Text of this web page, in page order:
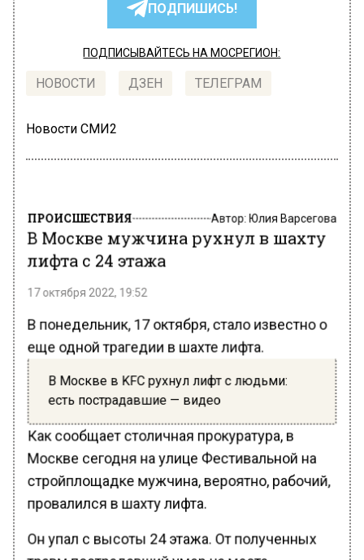
ПОДПИШИСЬ!
ПОДПИСЫВАЙТЕСЬ НА МОСРЕГИОН:
НОВОСТИ ДЗЕН ТЕЛЕГРАМ
Новости СМИ2
ПРОИСШЕСТВИЯ Автор:Юлия Варсегова
В Москве мужчина рухнул в шахту
лифта с 24 этажа
17 октября 2022, 19:52
В понедельник, 17 октября, стало известно о
еще одной трагедии в шахте лифта.
В Москве в KFC рухнул лифт с людьми:
есть пострадавшие — видео
Как сообщает столичная прокуратура, в
Москве сегодня на улице Фестивальной на
стройплощадке мужчина, вероятно, рабочий,
провалился в шахту лифта.
Он упал с высоты 24 этажа. От полученных